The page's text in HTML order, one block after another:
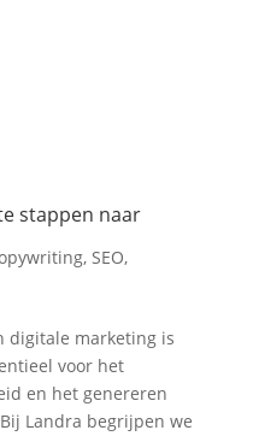
stappen naar
, SEO,
digitale marketing is
voor het
en het genereren
Landra begrijpen we